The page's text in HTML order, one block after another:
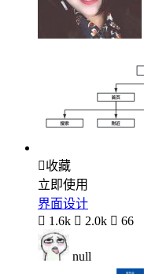
收藏
立即使用
界面设计
 1.6k  2.0k  66
null